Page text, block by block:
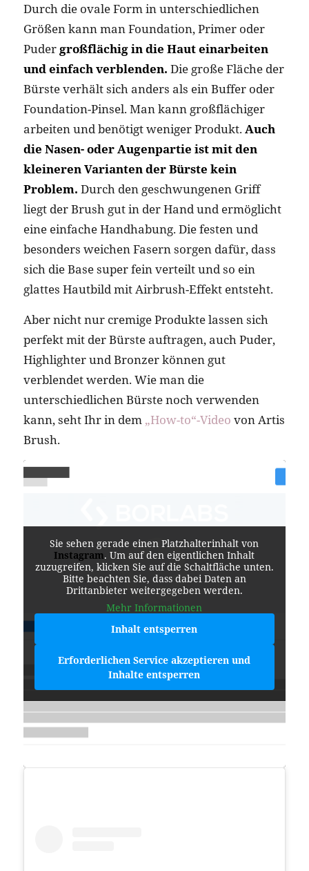
Durch die ovale Form in unterschiedlichen
Größen kann man Foundation, Primer oder
Puder großflächig in die Haut einarbeiten
und einfach verblenden. Die große Fläche der
Bürste verhält sich anders als ein Buffer oder
Foundation-Pinsel. Man kann großflächiger
arbeiten und benötigt weniger Produkt. Auch
die Nasen- oder Augenpartie ist mit den
kleineren Varianten der Bürste kein
Problem. Durch den geschwungenen Griff
liegt der Brush gut in der Hand und ermöglicht
eine einfache Handhabung. Die festen und
besonders weichen Fasern sorgen dafür, dass
sich die Base super fein verteilt und so ein
glattes Hautbild mit Airbrush-Effekt entsteht.
Aber nicht nur cremige Produkte lassen sich
perfekt mit der Bürste auftragen, auch Puder,
Highlighter und Bronzer können gut
verblendet werden. Wie man die
unterschiedlichen Bürste noch verwenden
kann, seht Ihr in dem „How-to“-Video von Artis
Brush.
Sie sehen gerade einen Platzhalterinhalt von
Instagram. Um auf den eigentlichen Inhalt
zuzugreifen, klicken Sie auf die Schaltfläche unten.
Bitte beachten Sie, dass dabei Daten an
Drittanbieter weitergegeben werden.
Mehr Informationen
Inhalt entsperren
Erforderlichen Service akzeptieren und
Inhalte entsperren